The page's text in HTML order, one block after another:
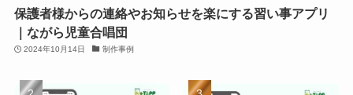
保護者様からの連絡やお知らせを楽にする習い事アプリ
｜ながら児童合唱団
2024年10月14日 制作事例